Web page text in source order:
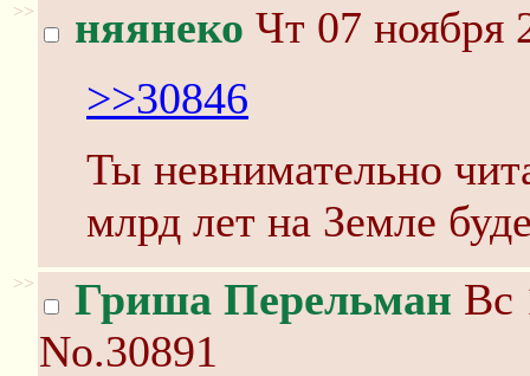
>> няянеко Чт 07 ноября
>>30846
Ты невнимательно
млрд лет на Земле
>> Гриша Перельман Вс
No.30891